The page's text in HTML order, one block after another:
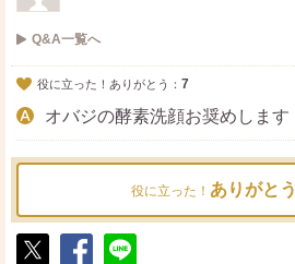
Q&A一覧へ
役に立った！ありがとう： 7
オバジの酵素洗顔お奨めします
役に立った！ ありがとう